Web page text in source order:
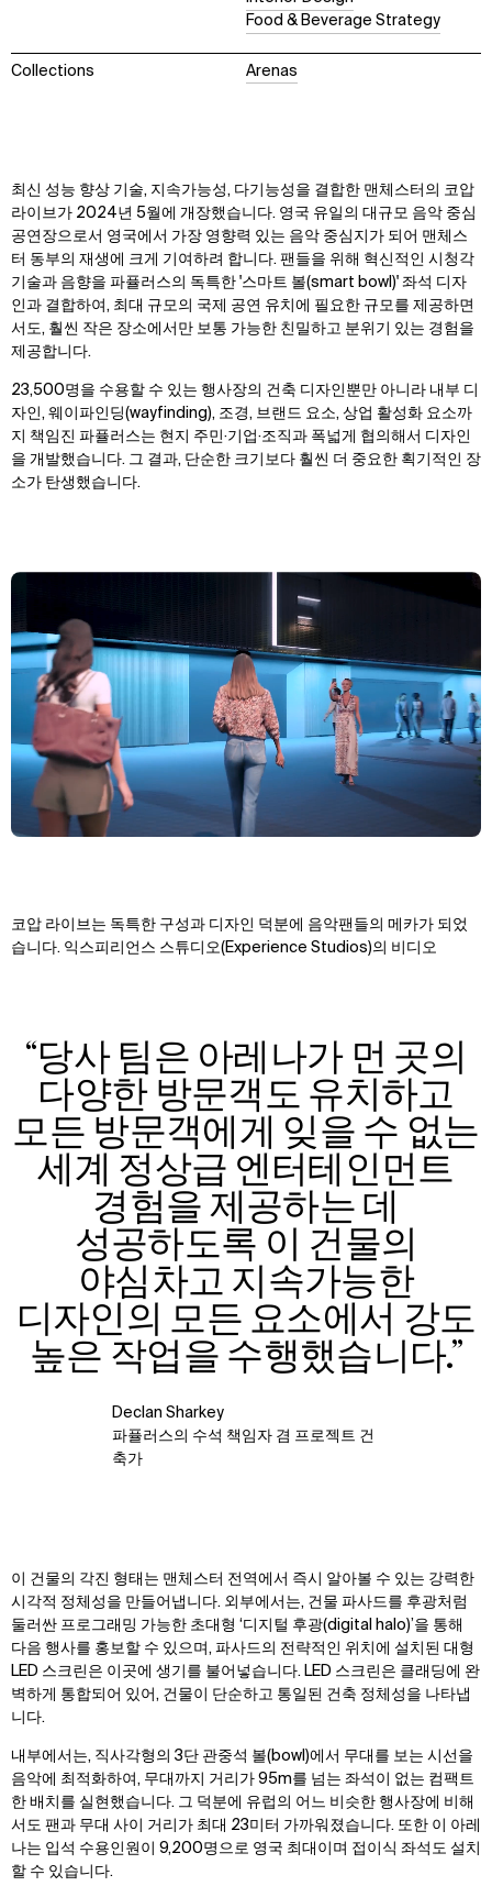
Food & Beverage Strategy
Collections Arenas
최신 성능 향상 기술, 지속가능성, 다기능성을 결합한 맨체스터의 코압
라이브가 2024년 5월에 개장했습니다. 영국 유일의 대규모 음악 중심
공연장으로서 영국에서 가장 영향력 있는 음악 중심지가 되어 맨체스
터 동부의 재생에 크게 기여하려 합니다. 팬들을 위해 혁신적인 시청각
기술과 음향을 파퓰러스의 독특한 '스마트 볼(smart bowl)' 좌석 디자
인과 결합하여, 최대 규모의 국제 공연 유치에 필요한 규모를 제공하면
서도, 훨씬 작은 장소에서만 보통 가능한 친밀하고 분위기 있는 경험을
제공합니다.
23,500명을 수용할 수 있는 행사장의 건축 디자인뿐만 아니라 내부 디
자인, 웨이파인딩(wayfinding), 조경, 브랜드 요소, 상업 활성화 요소까
지 책임진 파퓰러스는 현지 주민·기업·조직과 폭넓게 협의해서 디자인
을 개발했습니다. 그 결과, 단순한 크기보다 훨씬 더 중요한 획기적인 장
소가 탄생했습니다.
코압 라이브는 독특한 구성과 디자인 덕분에 음악팬들의 메카가 되었
습니다. 익스피리언스 스튜디오(Experience Studios)의 비디오
“당사 팀은 아레나가 먼 곳의
다양한 방문객도 유치하고
모든 방문객에게 잊을 수 없는
세계 정상급 엔터테인먼트
경험을 제공하는 데
성공하도록 이 건물의
야심차고 지속가능한
디자인의 모든 요소에서 강도
높은 작업을 수행했습니다.”
Declan Sharkey
파퓰러스의 수석 책임자 겸 프로젝트 건
축가
이 건물의 각진 형태는 맨체스터 전역에서 즉시 알아볼 수 있는 강력한
시각적 정체성을 만들어냅니다. 외부에서는, 건물 파사드를 후광처럼
둘러싼 프로그래밍 가능한 초대형 ‘디지털 후광(digital halo)’을 통해
다음 행사를 홍보할 수 있으며, 파사드의 전략적인 위치에 설치된 대형
LED 스크린은 이곳에 생기를 불어넣습니다. LED 스크린은 클래딩에 완
벽하게 통합되어 있어, 건물이 단순하고 통일된 건축 정체성을 나타냅
니다.
내부에서는, 직사각형의 3단 관중석 볼(bowl)에서 무대를 보는 시선을
음악에 최적화하여, 무대까지 거리가 95m를 넘는 좌석이 없는 컴팩트
한 배치를 실현했습니다. 그 덕분에 유럽의 어느 비슷한 행사장에 비해
서도 팬과 무대 사이 거리가 최대 23미터 가까워졌습니다. 또한 이 아레
나는 입석 수용인원이 9,200명으로 영국 최대이며 접이식 좌석도 설치
할 수 있습니다.